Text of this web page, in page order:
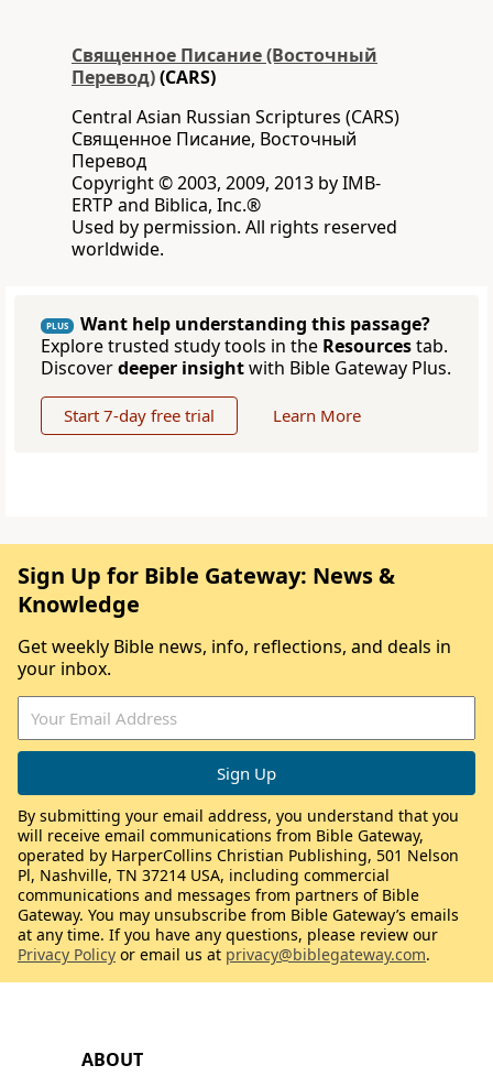
Священное Писание (Восточный
Перевод)(CARS)
Central Asian Russian Scriptures (CARS)
Священное Писание, Восточный
Перевод
Copyright © 2003, 2009, 2013 by IMB-
ERTP and Biblica, Inc.®
Used by permission. All rights reserved
worldwide.
PLUS
Want help understanding this passage?
Explore trusted study tools in the Resourcestab.
Discoverdeeper insightwith Bible Gateway Plus.
Start 7-day free trial Learn More
ABOUT
Sign Up for Bible Gateway: News &
Knowledge
Get weekly Bible news, info, reflections, and deals in
your inbox.
By submitting your email address, you understand that you
will receive email communications from Bible Gateway,
operated by HarperCollins Christian Publishing, 501 Nelson
Pl, Nashville, TN 37214 USA, including commercial
communications and messages from partners of Bible
Gateway. You may unsubscribe from Bible Gateway’s emails
at any time. If you have any questions, please review our
Privacy Policy or email us at privacy@biblegateway.com.